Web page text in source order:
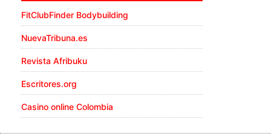
FitClubFinder Bodybuilding
NuevaTribuna.es
Revista Afribuku
Escritores.org
Casino online Colombia